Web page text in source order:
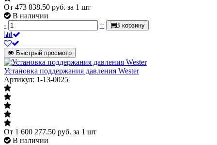
От 473 838.50 руб. за 1 шт
В наличии
-
+ В корзину
Быстрый просмотр
Установка поддержания давления Wester
Артикул: 1-13-0025
От 1 600 277.50 руб. за 1 шт
В наличии